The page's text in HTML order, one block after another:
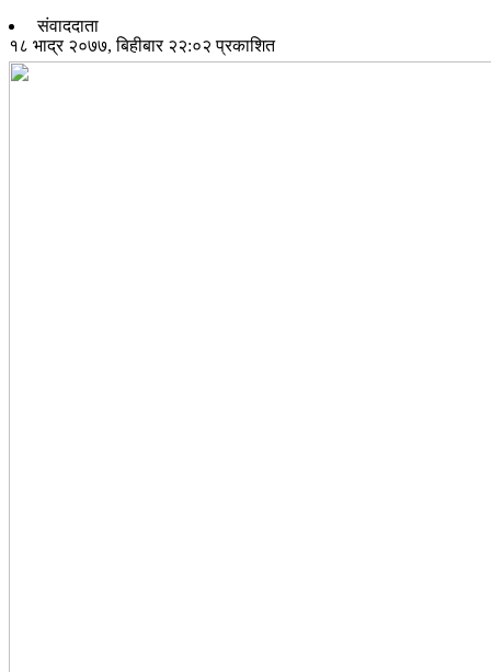
संवाददाता
१८ भाद्र २०७७, बिहीबार २२:०२ प्रकाशित